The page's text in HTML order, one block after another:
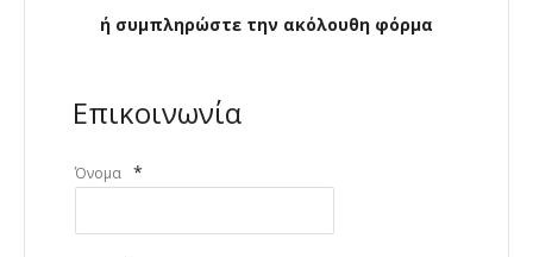
ή συμπληρώστε την ακόλουθη φόρμα
Επικοινωνία
Όνομα *